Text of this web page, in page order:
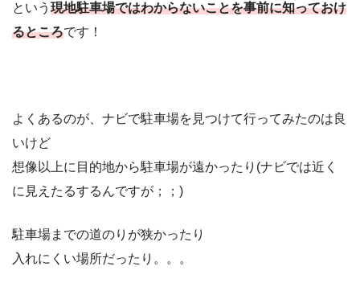
という 現地駐車場ではわからないことを事前に知っておけ
るところです！
よくあるのが、ナビで駐車場を見つけて行ってみたのは良
いけど
想像以上に目的地から駐車場が遠かったり(ナビでは近く
に見えたるするんですが；；)
駐車場までの道のりが狭かったり
入れにくい場所だったり。。。